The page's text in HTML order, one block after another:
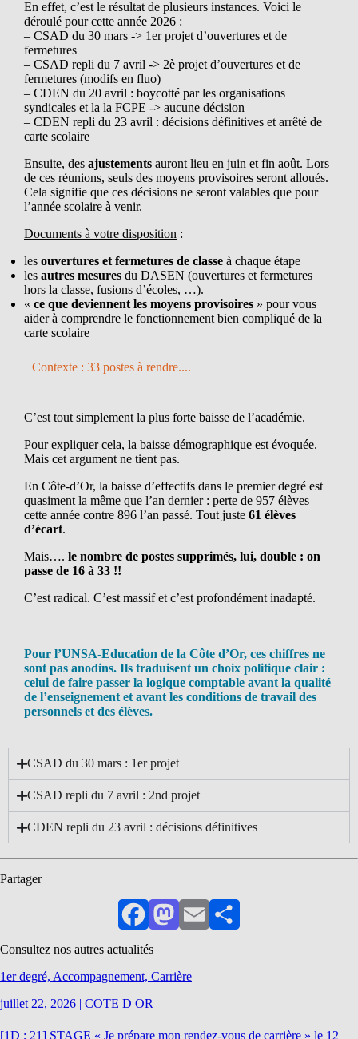
En effet, c’est le résultat de plusieurs instances. Voici le
déroulé pour cette année 2026 :
– CSAD du 30 mars -> 1er projet d’ouvertures et de
fermetures
– CSAD repli du 7 avril -> 2è projet d’ouvertures et de
fermetures (modifs en fluo)
– CDEN du 20 avril : boycotté par les organisations
syndicales et la la FCPE -> aucune décision
– CDEN repli du 23 avril : décisions définitives et arrêté de
carte scolaire
Ensuite, des ajustements auront lieu en juin et fin août. Lors
de ces réunions, seuls des moyens provisoires seront alloués.
Cela signifie que ces décisions ne seront valables que pour
l’année scolaire à venir.
Documents à votre disposition :
les ouvertures et fermetures de classe à chaque étape
les autres mesures du DASEN (ouvertures et fermetures
hors la classe, fusions d’écoles, …).
« ce que deviennent les moyens provisoires » pour vous
aider à comprendre le fonctionnement bien compliqué de la
carte scolaire
Contexte : 33 postes à rendre....
C’est tout simplement la plus forte baisse de l’académie.
Pour expliquer cela, la baisse démographique est évoquée.
Mais cet argument ne tient pas.
En Côte-d’Or, la baisse d’effectifs dans le premier degré est
quasiment la même que l’an dernier : perte de 957 élèves
cette année contre 896 l’an passé. Tout juste 61 élèves
d’écart.
Mais…. le nombre de postes supprimés, lui, double : on
passe de 16 à 33 !!
C’est radical. C’est massif et c’est profondément inadapté.
Pour l’UNSA-Education de la Côte d’Or, ces chiffres ne
sont pas anodins. Ils traduisent un choix politique clair :
celui de faire passer la logique comptable avant la qualité
de l’enseignement et avant les conditions de travail des
personnels et des élèves.
CSAD du 30 mars : 1er projet
CSAD repli du 7 avril : 2nd projet
CDEN repli du 23 avril : décisions définitives
Partager
FacebookMastodon
EmailPartager
Consultez nos autres actualités
1er degré, Accompagnement, Carrière
juillet 22, 2026 | COTE D OR
[1D ; 21] STAGE « Je prépare mon rendez-vous de carrière » le 12